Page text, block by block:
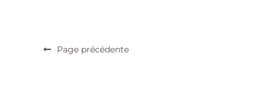
Page précédente